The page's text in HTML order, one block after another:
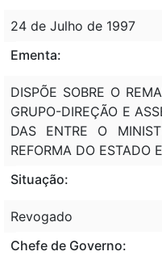
24 de Julho de 1997
Ementa:
DISPÕE SOBRE O
GRUPO-DIREÇÃO E
DAS ENTRE O
REFORMA DO ESTADO
Situação:
Revogado
Chefe de Governo: